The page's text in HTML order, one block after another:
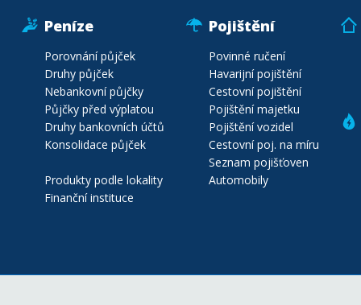
Peníze
Porovnání půjček
Druhy půjček
Nebankovní půjčky
Půjčky před výplatou
Druhy bankovních účtů
Konsolidace půjček
Produkty podle lokality
Finanční instituce
Pojištění
Povinné ručení
Havarijní pojištění
Cestovní pojištění
Pojištění majetku
Pojištění vozidel
Cestovní poj. na míru
Seznam pojišťoven
Automobily